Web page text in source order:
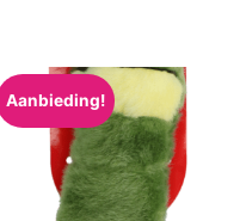
Aanbieding!